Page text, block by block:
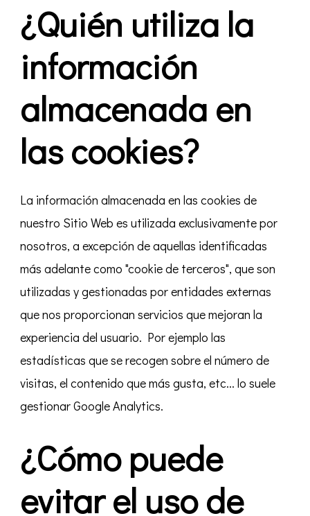
¿Quién utiliza la
información
almacenada en
las cookies?
La información almacenada en las cookies de
nuestro Sitio Web es utilizada exclusivamente por
nosotros, a excepción de aquellas identificadas
más adelante como "cookie de terceros", que son
utilizadas y gestionadas por entidades externas
que nos proporcionan servicios que mejoran la
experiencia del usuario. Por ejemplo las
estadísticas que se recogen sobre el número de
visitas, el contenido que más gusta, etc... lo suele
gestionar Google Analytics.
¿Cómo puede
evitar el uso de